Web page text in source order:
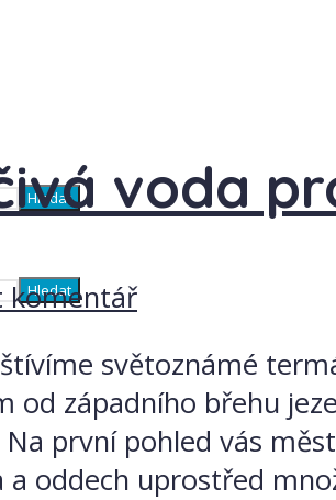
Hledat
Hledat voda
komentář
světoznámé
od západního břehu
první pohled vás
a oddech uprostřed